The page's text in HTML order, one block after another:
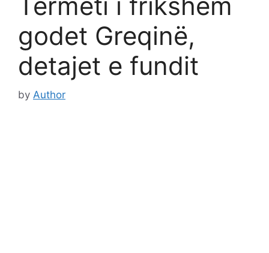
godet Greqinë,
detajet e fundit
by Author